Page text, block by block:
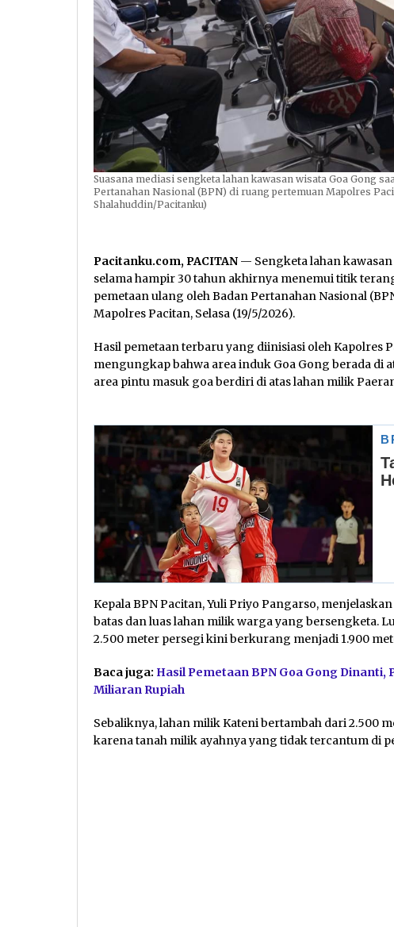
Suasana mediasi sengketa lahan kawasan wisata Goa Gong
Pertanahan Nasional (BPN) di ruang pertemuan Mapolres
Shalahuddin/Pacitanku)
Pacitanku.com, PACITAN — Sengketa lahan kawasan
selama hampir 30 tahun akhirnya menemui titik
pemetaan ulang oleh Badan Pertanahan Nasional
Mapolres Pacitan, Selasa (19/5/2026).
Hasil pemetaan terbaru yang diinisiasi oleh Kapolres
mengungkap bahwa area induk Goa Gong berada di
area pintu masuk goa berdiri di atas lahan milik
Kepala BPN Pacitan, Yuli Priyo Pangarso,
batas dan luas lahan milik warga yang bersengketa.
2.500 meter persegi kini berkurang menjadi 1.900
Baca juga: Hasil Pemetaan BPN Goa Gong
Miliaran Rupiah
Sebaliknya, lahan milik Kateni bertambah dari 2.500
karena tanah milik ayahnya yang tidak tercantum di